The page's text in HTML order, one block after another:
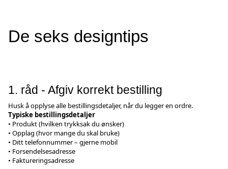
De seks designtips
1. råd - Afgiv korrekt bestilling
Husk å opplyse alle bestillingsdetaljer, når du legger en ordre.
Typiske bestillingsdetaljer
• Produkt (hvilken trykksak du ønsker)
• Opplag (hvor mange du skal bruke)
• Ditt telefonnummer – gjerne mobil
• Forsendelsesadresse
• Faktureringsadresse